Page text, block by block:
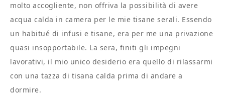
molto accogliente, non offriva la possibilità di avere
acqua calda in camera per le mie tisane serali. Essendo
un habitué di infusi e tisane, era per me una privazione
quasi insopportabile. La sera, finiti gli impegni
lavorativi, il mio unico desiderio era quello di rilassarmi
con una tazza di tisana calda prima di andare a
dormire.